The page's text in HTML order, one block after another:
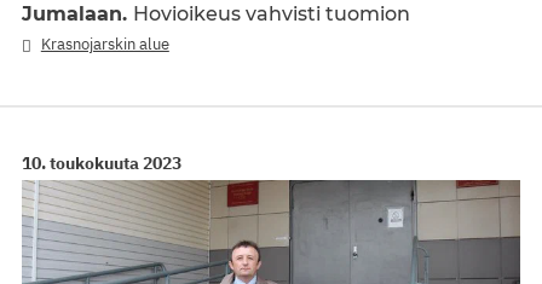
Jumalaan. Hovioikeus vahvisti tuomion
Krasnojarskin alue
10. toukokuuta 2023